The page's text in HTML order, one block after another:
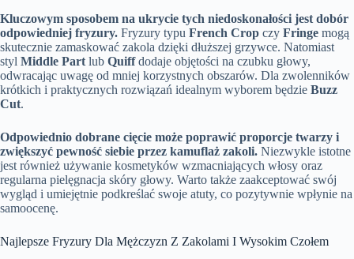
Kluczowym sposobem na ukrycie tych niedoskonałości jest dobór
odpowiedniej fryzury. Fryzury typu French Crop czy Fringe mogą
skutecznie zamaskować zakola dzięki dłuższej grzywce. Natomiast
styl Middle Part lub Quiffdodaje objętości na czubku głowy,
odwracając uwagę od mniej korzystnych obszarów. Dla zwolenników
krótkich i praktycznych rozwiązań idealnym wyborem będzie Buzz
Cut.
Odpowiednio dobrane cięcie może poprawić proporcje twarzy i
zwiększyć pewność siebie przez kamuflaż zakoli. Niezwykle istotne
jest również używanie kosmetyków wzmacniających włosy oraz
regularna pielęgnacja skóry głowy. Warto także zaakceptować swój
wygląd i umiejętnie podkreślać swoje atuty, co pozytywnie wpłynie na
samoocenę.
Najlepsze Fryzury Dla Mężczyzn Z Zakolami I Wysokim Czołem